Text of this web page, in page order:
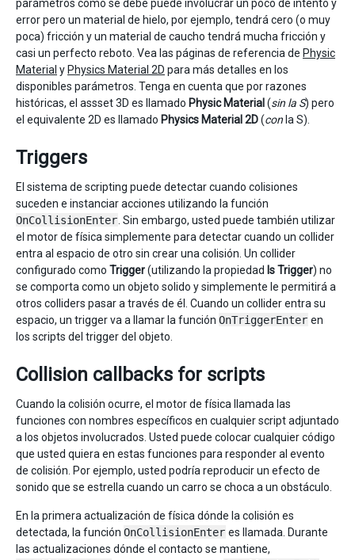
parámetros como se debe puede involucrar un poco de intento y
error pero un material de hielo, por ejemplo, tendrá cero (o muy
poca) fricción y un material de caucho tendrá mucha fricción y
casi un perfecto reboto. Vea las páginas de referencia de Physic
Material y Physics Material 2D para más detalles en los
disponibles parámetros. Tenga en cuenta que por razones
históricas, el assset 3D es llamado Physic Material (sin la S) pero
el equivalente 2D es llamado Physics Material 2D(con la S).
Triggers
El sistema de scripting puede detectar cuando colisiones
suceden e instanciar acciones utilizando la función
OnCollisionEnter . Sin embargo, usted puede también utilizar
el motor de física simplemente para detectar cuando un collider
entra al espacio de otro sin crear una colisión. Un collider
configurado como Trigger(utilizando la propiedad Is Trigger) no
se comporta como un objeto solido y simplemente le permitirá a
otros colliders pasar a través de él. Cuando un collider entra su
espacio, un trigger va a llamar la función OnTriggerEnter en
los scripts del trigger del objeto.
Collision callbacks for scripts
Cuando la colisión ocurre, el motor de física llamada las
funciones con nombres específicos en cualquier script adjuntado
a los objetos involucrados. Usted puede colocar cualquier código
que usted quiera en estas funciones para responder al evento
de colisión. Por ejemplo, usted podría reproducir un efecto de
sonido que se estrella cuando un carro se choca a un obstáculo.
En la primera actualización de física dónde la colisión es
detectada, la función OnCollisionEnter es llamada. Durante
las actualizaciones dónde el contacto se mantiene,